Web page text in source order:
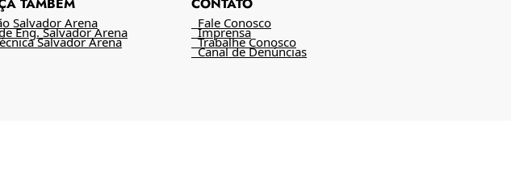
Salvador Arena
Eng. Salvador Arena
Salvador Arena
Fale Conosco
Imprensa
Trabalhe Conosco
Canal de Denúncias